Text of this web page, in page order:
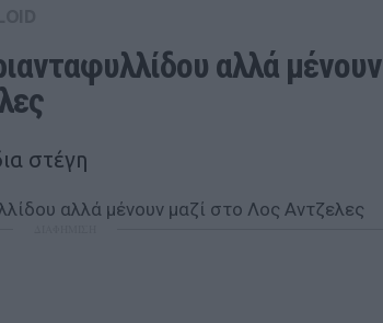
αλλά μένουν
στέγη